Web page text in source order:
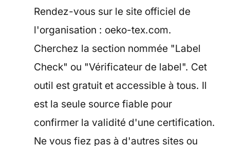
Rendez-vous sur le site officiel de
l'organisation : oeko-tex.com.
Cherchez la section nommée "Label
Check" ou "Vérificateur de label". Cet
outil est gratuit et accessible à tous. Il
est la seule source fiable pour
confirmer la validité d'une certification.
Ne vous fiez pas à d'autres sites ou